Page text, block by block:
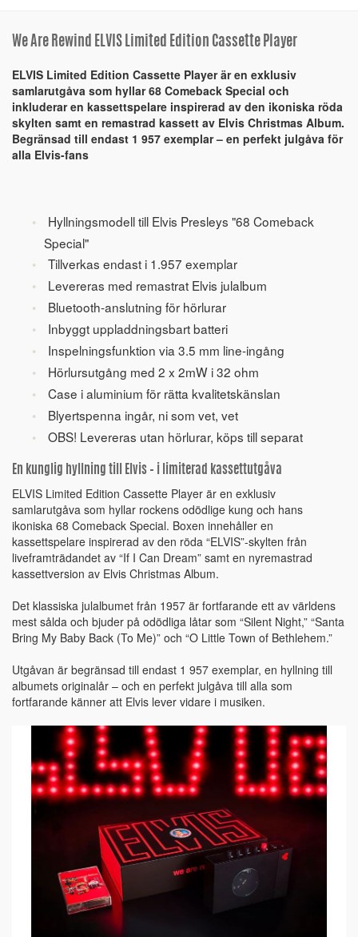
We Are Rewind ELVIS Limited Edition Cassette Player
ELVIS Limited Edition Cassette Player är en exklusiv
samlarutgåva som hyllar 68 Comeback Special och
inkluderar en kassettspelare inspirerad av den ikoniska röda
skylten samt en remastrad kassett av Elvis Christmas Album.
Begränsad till endast 1 957 exemplar – en perfekt julgåva för
alla Elvis-fans
Hyllningsmodell till Elvis Presleys "68 Comeback
Special"
Tillverkas endast i 1.957 exemplar
Levereras med remastrat Elvis julalbum
Bluetooth-anslutning för hörlurar
Inbyggt uppladdningsbart batteri
Inspelningsfunktion via 3.5 mm line-ingång
Hörlursutgång med 2 x 2mW i 32 ohm
Case i aluminium för rätta kvalitetskänslan
Blyertspenna ingår, ni som vet, vet
OBS! Levereras utan hörlurar, köps till separat
En kunglig hyllning till Elvis – i limiterad kassettutgåva
ELVIS Limited Edition Cassette Player är en exklusiv
samlarutgåva som hyllar rockens odödlige kung och hans
ikoniska 68 Comeback Special. Boxen innehåller en
kassettspelare inspirerad av den röda “ELVIS”-skylten från
liveframträdandet av “If I Can Dream” samt en nyremastrad
kassettversion av Elvis Christmas Album.
Det klassiska julalbumet från 1957 är fortfarande ett av världens
mest sålda och bjuder på odödliga låtar som “Silent Night,” “Santa
Bring My Baby Back (To Me)” och “O Little Town of Bethlehem.”
Utgåvan är begränsad till endast 1 957 exemplar, en hyllning till
albumets originalår – och en perfekt julgåva till alla som
fortfarande känner att Elvis lever vidare i musiken.